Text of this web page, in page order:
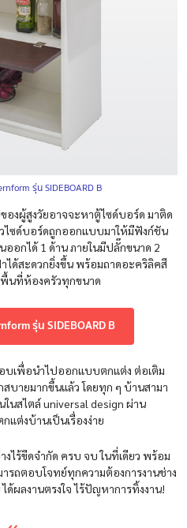
รุ่น SIDEBOARD B
งผู้สูงวัยอาจจะหาตู้ไซด์บอร์ด มาติด
ไซด์บอร์ดถูกออกแบบมาให้มีฟังก์ชัน
อกได้ 1 ด้าน ภายในมีปลั๊กขนาด 2
ได้สะดวกยิ่งขึ้น พร้อมถาดอะคริลิคสี
นที่ห้องครัวทุกขนาด
รุ่น SIDEBOARD B
บเพื่อนำไปออกแบบตกแต่ง ต่อเติม
บายมากขึ้นแล้ว โดยทุก ๆ บ้านสามา
ในสไตล์universal design ผ่าน
แต่งบ้านเป็นเรื่องง่าย
ไร้ขีดจำกัด ครบ จบ ในที่เดียว พร้อม
รถตอบโจทย์ทุกความต้องการงานช่าง
ผลงานตรงใจ ไร้ปัญหาการทิ้งงาน!